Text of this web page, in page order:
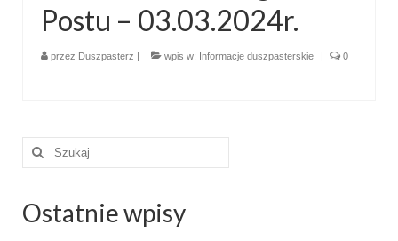
Postu – 03.03.2024r.
przez Duszpasterz wpis w: Informacje duszpasterskie 0
Szuklaj
Ostatnie wpisy